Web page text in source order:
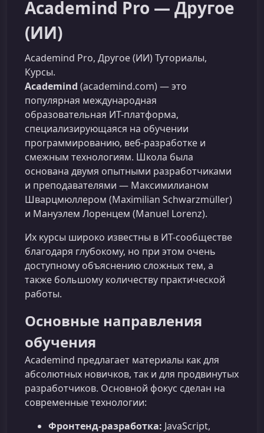
Academind Pro — Другое
(ИИ)
Academind Pro, Другое (ИИ) Туториалы,
Курсы.
Academind (academind.com) — это
популярная международная
образовательная ИТ-платформа,
специализирующаяся на обучении
программированию, веб-разработке и
смежным технологиям. Школа была
основана двумя опытными разработчиками
и преподавателями — Максимилианом
Шварцмюллером (Maximilian Schwarzmüller)
и Мануэлем Лоренцем (Manuel Lorenz).
Их курсы широко известны в ИТ-сообществе
благодаря глубокому, но при этом очень
доступному объяснению сложных тем, а
также большому количеству практической
работы.
Основные направления
обучения
Academind предлагает материалы как для
абсолютных новичков, так и для продвинутых
разработчиков. Основной фокус сделан на
современные технологии:
Фронтенд-разработка: JavaScript,